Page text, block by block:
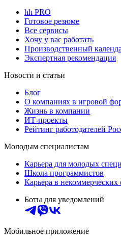
hh PRO
Готовое резюме
Все сервисы
Хочу у вас работать
Производственный
Экспертная рекомендация
Новости и статьи
Блог
О компаниях в игровой
Жизнь в компании
ИТ-проекты
Рейтинг работодателей
Молодым специалистам
Карьера для молодых
Школа программистов
Карьера в некоммерческих
Боты для уведомлений
Мобильное приложение